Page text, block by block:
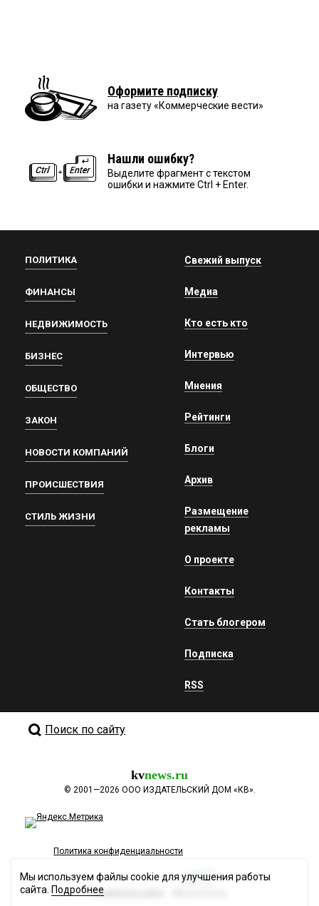
Оформите подписку
на газету «Коммерческие вести»
Нашли ошибку?
Выделите фрагмент с текстом
ошибки и нажмите Ctrl + Enter.
ПОЛИТИКА
ФИНАНСЫ
НЕДВИЖИМОСТЬ
БИЗНЕС
ОБЩЕСТВО
ЗАКОН
НОВОСТИ КОМПАНИЙ
ПРОИСШЕСТВИЯ
СТИЛЬ ЖИЗНИ
Свежий выпуск
Медиа
Кто есть кто
Интервью
Мнения
Рейтинги
Блоги
Архив
Размещение
рекламы
О проекте
Контакты
Стать блогером
Подписка
RSS
Поиск по сайту
kvnews.ru
© 2001—2026 ООО ИЗДАТЕЛЬСКИЙ ДОМ «КВ».
Политика конфиденциальности
Разработка сайта
Мы используем файлы cookie для улучшения работы
сайта. Подробнее